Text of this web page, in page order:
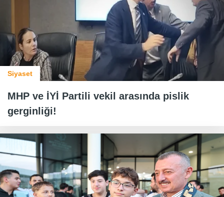
Siyaset
MHP ve İYİ Partili vekil arasında pislik
gerginliği!